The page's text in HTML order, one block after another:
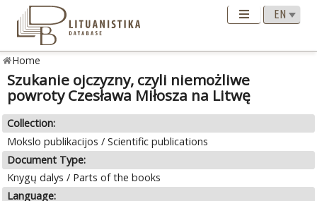
Home
Szukanie ojczyzny, czyli niemożliwe
powroty Czesława Miłosza na Litwę
Collection:
Mokslo publikacijos / Scientific publications
Document Type:
Knygų dalys / Parts of the books
Language: